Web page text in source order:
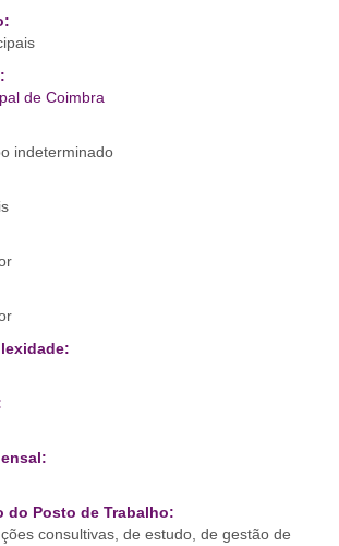
de Coimbra
indeterminado
do Posto de Trabalho:
consultivas, de estudo, de gestão de